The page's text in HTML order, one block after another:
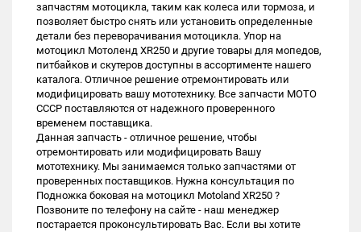
запчастям мотоцикла, таким как колеса или тормоза, и
позволяет быстро снять или установить определенные
детали без переворачивания мотоцикла. Упор на
мотоцикл Мотоленд XR250 и другие товары для мопедов,
питбайков и скутеров доступны в ассортименте нашего
каталога. Отличное решение отремонтировать или
модифицировать вашу мототехнику. Все запчасти МОТО
СССР поставляются от надежного проверенного
временем поставщика.
Данная запчасть - отличное решение, чтобы
отремонтировать или модифицировать Вашу
мототехнику. Мы занимаемся только запчастями от
проверенных поставщиков. Нужна консультация по
Подножка боковая на мотоцикл Motoland XR250 ?
Позвоните по телефону на сайте - наш менеджер
постарается проконсультировать Вас. Если вы хотите